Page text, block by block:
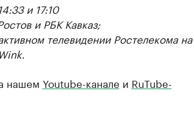
и 17:10
и РБК Кавказ;
телевидении Ростелекома на
нашем Youtube-канале и RuTube-